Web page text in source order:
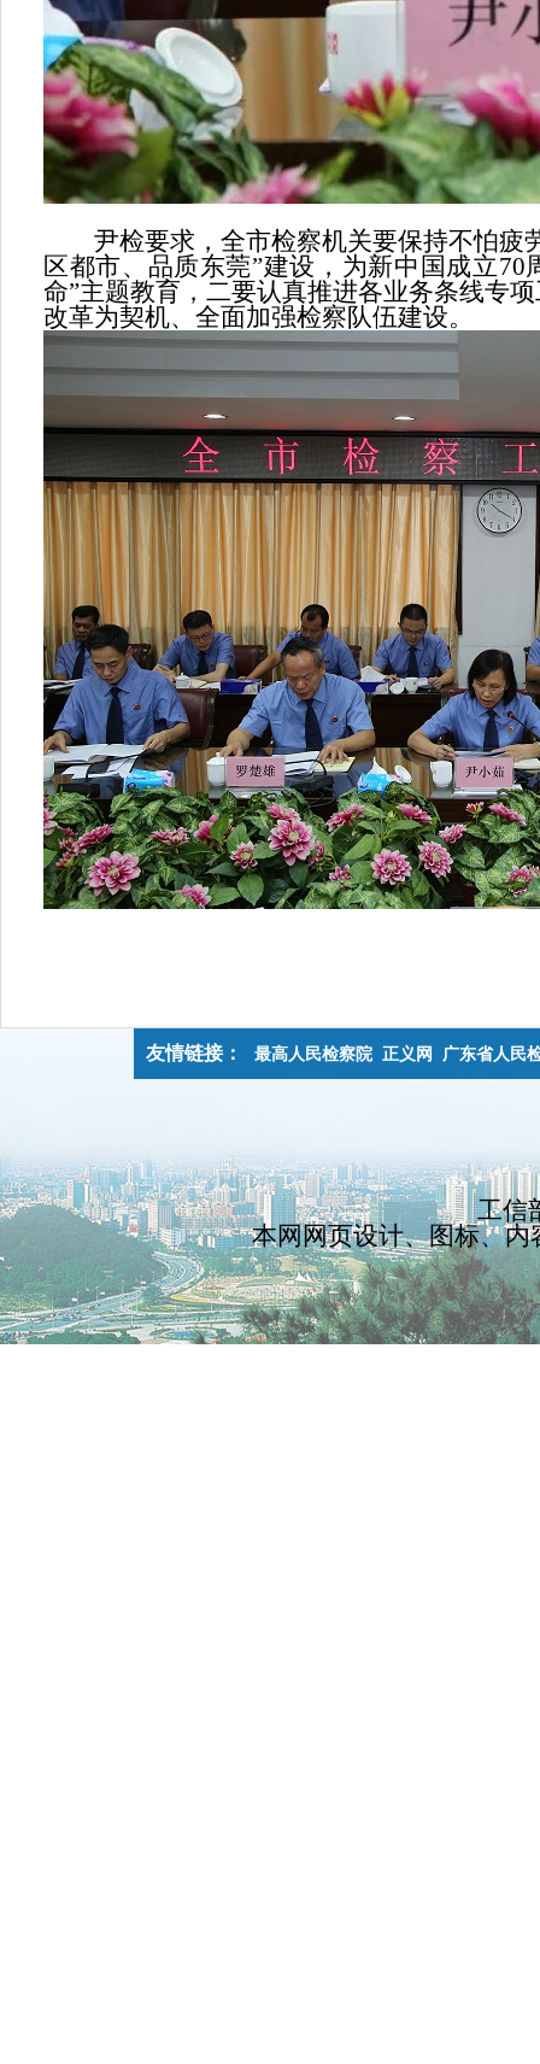
尹检要求，全市检察机关要保持不怕疲
区都市、品质东莞”建设，为新中国成立
命”主题教育，二要认真推进各业务条线专
改革为契机、全面加强检察队伍建设。
友情链接： 最高人民检察院 正义网 广东省人民
工信
本网网页设计、图标、